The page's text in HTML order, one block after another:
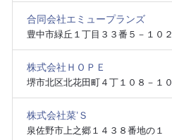
合同会社エミュープランズ
豊中市緑丘１丁目３３番５－１０２
株式会社ＨＯＰＥ
堺市北区北花田町４丁１０８－１０
株式会社菜’Ｓ
泉佐野市上之郷１４３８番地の１